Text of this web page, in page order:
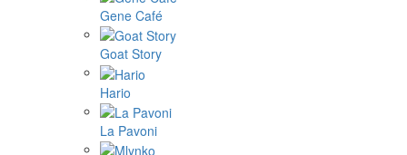
Gene Café
Goat Story
Hario
La Pavoni